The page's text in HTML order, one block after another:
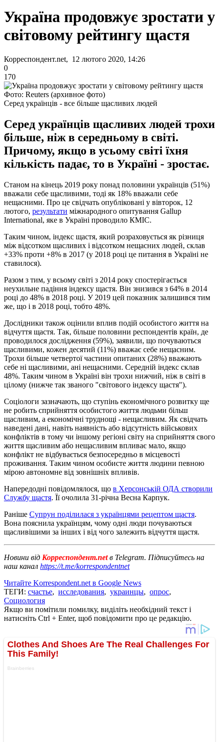
Україна продовжує зростати у
світовому рейтингу щастя
Корреспондент.net, 12 лютого 2020, 14:26
0
170
Фото: Reuters (архивное фото)
Серед українців - все більше щасливих людей
Серед українців щасливих людей трохи
більше, ніж в середньому в світі.
Причому, якщо в усьому світі їхня
кількість падає, то в Україні - зростає.
Станом на кінець 2019 року понад половини українців (51%)
вважали себе щасливими, тоді як 18% вважали себе
нещасними. Про це свідчать опубліковані у вівторок, 12
лютого, результати міжнародного опитування Gallup
International, яке в Україні проводило КМІС.
Таким чином, індекс щастя, який розраховується як різниця
між відсотком щасливих і відсотком нещасних людей, склав
+33% проти +8% в 2017 (у 2018 році це питання в Україні не
ставилося).
Разом з тим, у всьому світі з 2014 року спостерігається
неухильне падіння індексу щастя. Він знизився з 64% в 2014
році до 48% в 2018 році. У 2019 цей показник залишився тим
же, що і в 2018 році, тобто 48%.
Дослідники також оцінили вплив подій особистого життя на
відчуття щастя. Так, більше половини респондентів країн, де
проводилося дослідження (59%), заявили, що почуваються
щасливими, кожен десятий (11%) вважає себе нещасним.
Трохи більше четвертої частини опитаних (28%) вважають
себе ні щасливими, ані нещасними. Середній індекс склав
48%. Таким чином в Україні він трохи нижчий, ніж в світі в
цілому (нижче так званого "світового індексу щастя").
Соціологи зазначають, що ступінь економічного розвитку ще
не робить сприйняття особистого життя людьми більш
щасливим, а економічні труднощі - нещасливим. Як свідчать
наведені дані, навіть наявність або відсутність військових
конфліктів в тому чи іншому регіоні світу на сприйняття свого
життя щасливим або нещасливим впливає мало, якщо
конфлікт не відбувається безпосередньо в місцевості
проживання. Таким чином особисте життя людини певною
мірою автономне від зовнішніх впливів.
Напередодні повідомлялося, що в Херсонській ОДА створили
Службу щастя. Її очолила 31-річна Весна Карпук.
Раніше Супрун поділилася з українцями рецептом щастя.
Вона пояснила українцям, чому одні люди почуваються
щасливішими за інших і від чого залежить відчуття щастя.
Новини від Корреспондент.netв Telegram. Підписуйтесь на
наш канал https://t.me/korrespondentnet
Читайте Korrespondent.net в Google News
ТЕГИ: счастье, исследования, украинцы, опрос,
Социология
Якщо ви помітили помилку, виділіть необхідний текст і
натисніть Ctrl + Enter, щоб повідомити про це редакцію.